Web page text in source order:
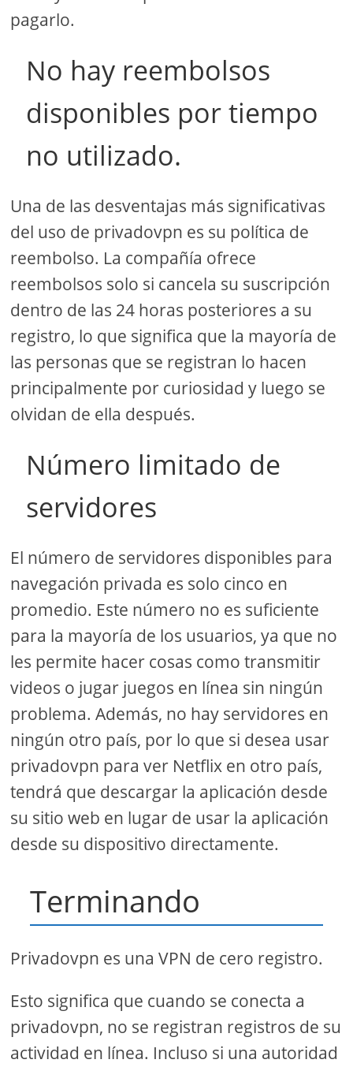
pagarlo.
No hay reembolsos
disponibles por tiempo
no utilizado.
Una de las desventajas más significativas
del uso de privadovpn es su política de
reembolso. La compañía ofrece
reembolsos solo si cancela su suscripción
dentro de las 24 horas posteriores a su
registro, lo que significa que la mayoría de
las personas que se registran lo hacen
principalmente por curiosidad y luego se
olvidan de ella después.
Número limitado de
servidores
El número de servidores disponibles para
navegación privada es solo cinco en
promedio. Este número no es suficiente
para la mayoría de los usuarios, ya que no
les permite hacer cosas como transmitir
videos o jugar juegos en línea sin ningún
problema. Además, no hay servidores en
ningún otro país, por lo que si desea usar
privadovpn para ver Netflix en otro país,
tendrá que descargar la aplicación desde
su sitio web en lugar de usar la aplicación
desde su dispositivo directamente.
Terminando
Privadovpn es una VPN de cero registro.
Esto significa que cuando se conecta a
privadovpn, no se registran registros de su
actividad en línea. Incluso si una autoridad